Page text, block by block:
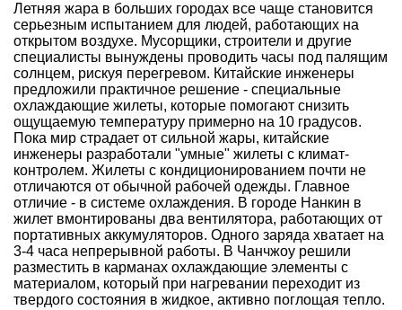
Летняя жара в больших городах все чаще становится
серьезным испытанием для людей, работающих на
открытом воздухе. Мусорщики, строители и другие
специалисты вынуждены проводить часы под палящим
солнцем, рискуя перегревом. Китайские инженеры
предложили практичное решение - специальные
охлаждающие жилеты, которые помогают снизить
ощущаемую температуру примерно на 10 градусов.
Пока мир страдает от сильной жары, китайские
инженеры разработали "умные" жилеты с климат-
контролем. Жилеты с кондиционированием почти не
отличаются от обычной рабочей одежды. Главное
отличие - в системе охлаждения. В городе Нанкин в
жилет вмонтированы два вентилятора, работающих от
портативных аккумуляторов. Одного заряда хватает на
3-4 часа непрерывной работы. В Чанчжоу решили
разместить в карманах охлаждающие элементы с
материалом, который при нагревании переходит из
твердого состояния в жидкое, активно поглощая тепло.